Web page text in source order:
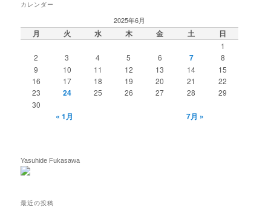
カレンダー
2025年6月
月 火 水 木 金 土 日
1
2
3 4 5 6 7
8
9
10 11 12 13 14
15
16
17 18 19 20 21
22
23
24 25 26 27 28
29
30
« 1月 7月 »
Yasuhide Fukasawa
最近の投稿